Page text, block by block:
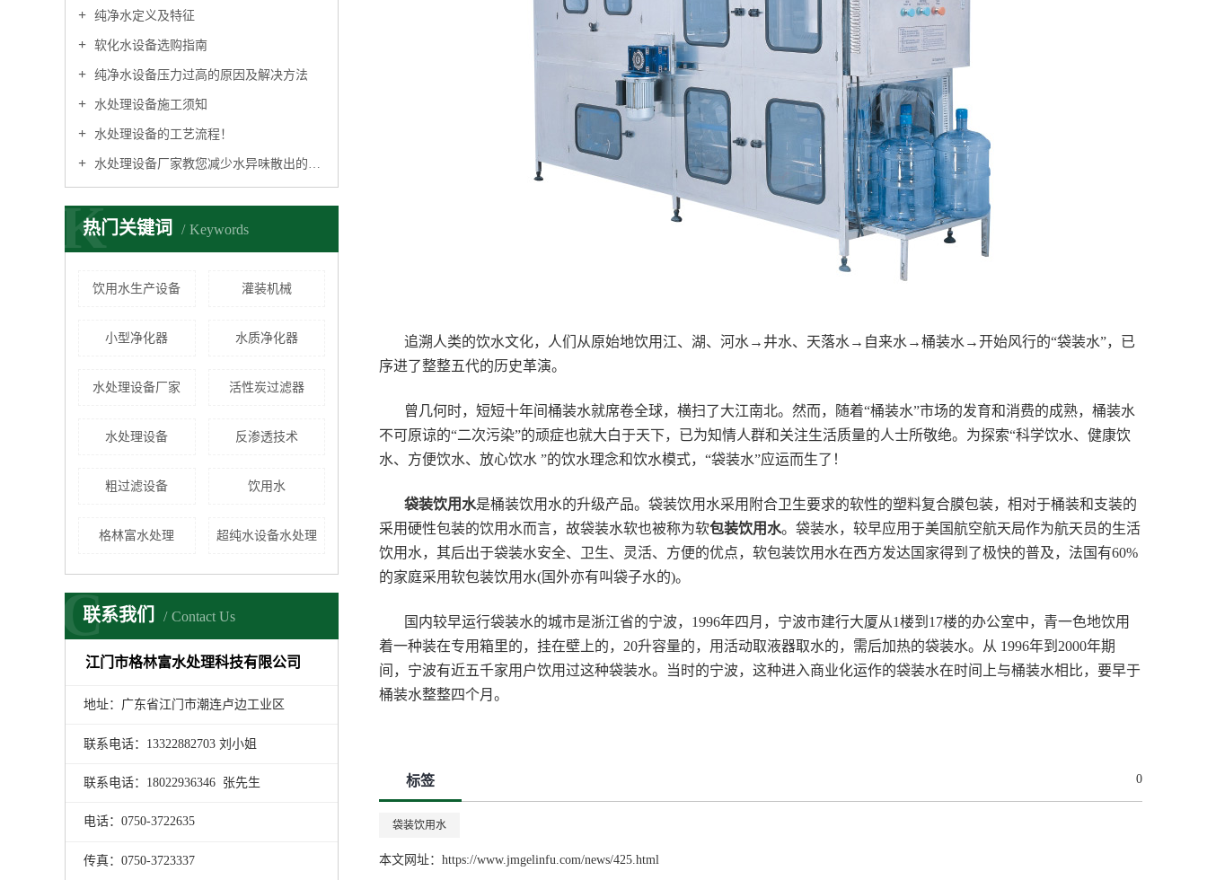
纯净水定义及特征
软化水设备选购指南
纯净水设备压力过高的原因及解决方法
水处理设备施工须知
水处理设备的工艺流程！
水处理设备厂家教您减少水异味散出的小窍门
热门关键词 Keywords
K
饮用水生产设备 灌装机械
小型净化器 水质净化器
水处理设备厂家 活性炭过滤器
水处理设备 反渗透技术
粗过滤设备 饮用水
格林富水处理 超纯水设备水处理
联系我们 Contact Us
C
江门市格林富水处理科技有限公司
地址：广东省江门市潮连卢边工业区
联系电话：13322882703 刘小姐
联系电话：18022936346 张先生
电话：0750-3722635
传真：0750-3723337
追溯人类的饮水文化，人们从原始地饮用江、湖、河水→井水、天落水→自来水→桶装水→开始风行的“袋装水”，已
序进了整整五代的历史革演。
曾几何时，短短十年间桶装水就席卷全球，横扫了大江南北。然而，随着“桶装水”市场的发育和消费的成熟，桶装水
不可原谅的“二次污染”的顽症也就大白于天下，已为知情人群和关注生活质量的人士所敬绝。为探索“科学饮水、健康饮
水、方便饮水、放心饮水 ”的饮水理念和饮水模式，“袋装水”应运而生了！
袋装饮用水是桶装饮用水的升级产品。袋装饮用水采用附合卫生要求的软性的塑料复合膜包装，相对于桶装和支装的
采用硬性包装的饮用水而言，故袋装水软也被称为软包装饮用水。袋装水，较早应用于美国航空航天局作为航天员的生活
饮用水，其后出于袋装水安全、卫生、灵活、方便的优点，软包装饮用水在西方发达国家得到了极快的普及，法国有60%
的家庭采用软包装饮用水(国外亦有叫袋子水的)。
国内较早运行袋装水的城市是浙江省的宁波，1996年四月，宁波市建行大厦从1楼到17楼的办公室中，青一色地饮用
着一种装在专用箱里的，挂在壁上的，20升容量的，用活动取液器取水的，需后加热的袋装水。从 1996年到2000年期
间，宁波有近五千家用户饮用过这种袋装水。当时的宁波，这种进入商业化运作的袋装水在时间上与桶装水相比，要早于
桶装水整整四个月。
标签 0
袋装饮用水
本文网址： https://www.jmgelinfu.com/news/425.html